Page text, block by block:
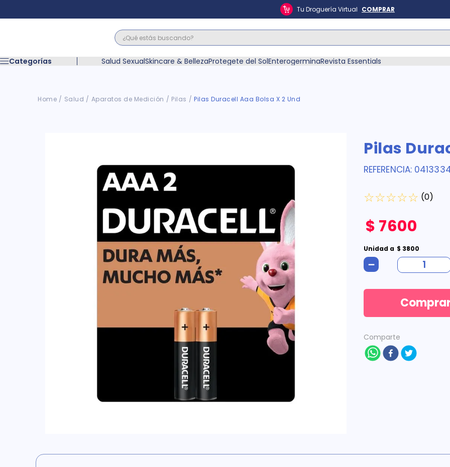
Tu Droguería Virtual COMPRAR
¿Qué estás buscando?
Categorías Salud SexualSkincare & BellezaProtegete del SolEnterogerminaRevista Essentials
Salud Aparatos de Medición Pilas Pilas Duracell Aaa Bolsa X 2 Und
Pilas
REFERENCIA:
☆☆☆☆☆ (0)
$ 7600
Unidad a $ 3800
－
Comparte
Términos Más Buscados
3
marimer
4
mounjaro
9.
cyclofem
10 .